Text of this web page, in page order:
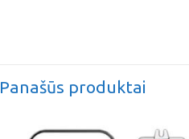
Panašūs produktai